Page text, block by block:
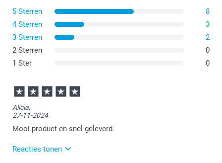
5 Sterren
8
4 Sterren
3
3 Sterren
2
2 Sterren
0
1 Ster
0
Alicia,
27-11-2024
Mooi product en snel geleverd.
Reacties tonen